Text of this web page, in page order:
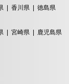
香川県
徳島県
宮崎県
鹿児島県